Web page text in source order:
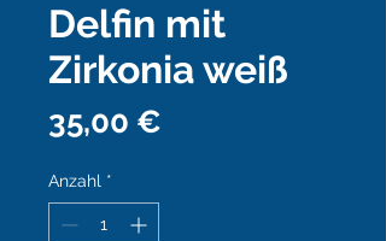
Delfin mit
Zirkonia weiß
35,00 €
Anzahl *